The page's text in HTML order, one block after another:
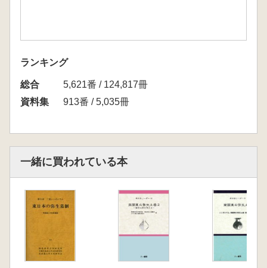
ランキング
総合
5,621番 / 124,817冊
資料集
913番 / 5,035冊
一緒に買われている本